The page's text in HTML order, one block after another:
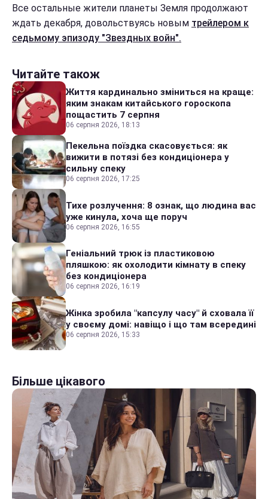
Все остальные жители планеты Земля продолжают
ждать декабря, довольствуясь новым трейлером к
седьмому эпизоду "Звездных войн".
Читайте також
Життя кардинально зміниться на краще:
яким знакам китайського гороскопа
пощастить 7 серпня
06 серпня 2026, 18:13
Пекельна поїздка скасовується: як
вижити в потязі без кондиціонера у
сильну спеку
06 серпня 2026, 17:25
Тихе розлучення: 8 ознак, що людина вас
уже кинула, хоча ще поруч
06 серпня 2026, 16:55
Геніальний трюк із пластиковою
пляшкою: як охолодити кімнату в спеку
без кондиціонера
06 серпня 2026, 16:19
Жінка зробила "капсулу часу" й сховала її
у своєму домі: навіщо і що там всередині
06 серпня 2026, 15:33
Більше цікавого